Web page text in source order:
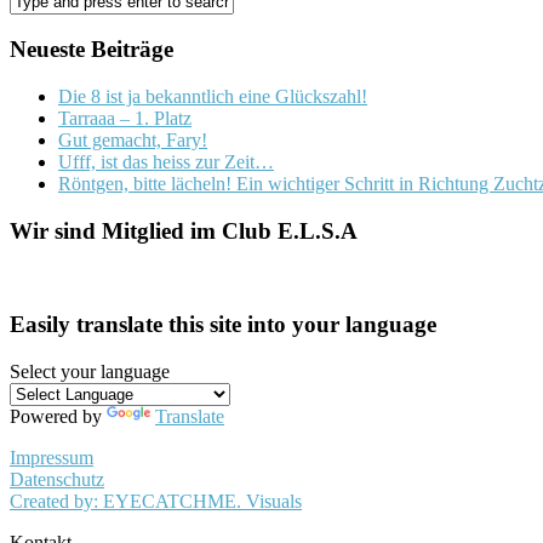
Neueste Beiträge
Die 8 ist ja bekanntlich eine Glückszahl!
Tarraaa – 1. Platz
Gut gemacht, Fary!
Ufff, ist das heiss zur Zeit…
Röntgen, bitte lächeln! Ein wichtiger Schritt in Richtung
Wir sind Mitglied im Club E.L.S.A
Easily translate this site into your language
Select your language
Powered by
Translate
Impressum
Datenschutz
Created by: EYECATCHME. Visuals